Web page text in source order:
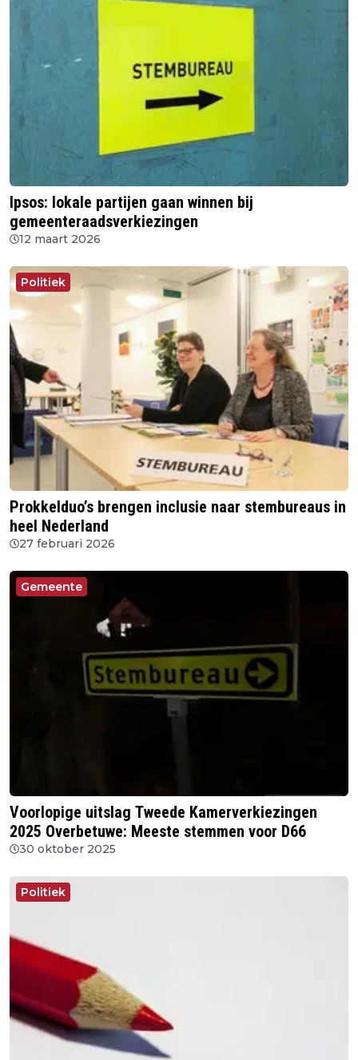
Ipsos: lokale partijen gaan winnen bij
gemeenteraadsverkiezingen
12 maart 2026
Politiek
Prokkelduo’s brengen inclusie naar stembureaus in
heel Nederland
27 februari 2026
Gemeente
Voorlopige uitslag Tweede Kamerverkiezingen
2025 Overbetuwe: Meeste stemmen voor D66
30 oktober 2025
Politiek